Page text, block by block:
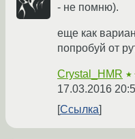
- не помню).
еще как
попробуй от
Crystal_HMR
17.03.2016
Ссылка